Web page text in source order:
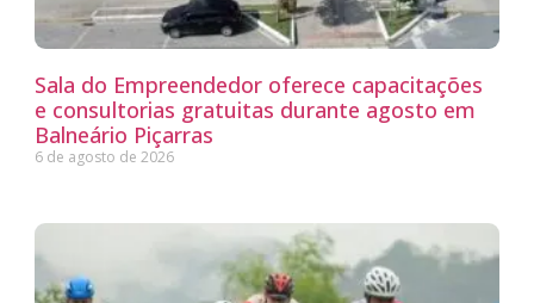
Sala do Empreendedor oferece capacitações
e consultorias gratuitas durante agosto em
Balneário Piçarras
6 de agosto de 2026